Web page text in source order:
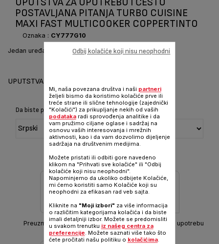
POSTAVLJANA PITANJA TURBO CUISINE
MAXI FAST MULTICOOKER COPPERTINTO
Oznaka : CY777G10
Jedan uređaj, hiljade ukusnih recepata!
UPUTSTVA I PRIRUČNIK
Da biste prikazali Uputstvo i priručnik, odaberite jezik:
Preuzmite bezbednosna
uputstva
Preuzmi uputstvo za upotrebu
Mi, naša povezana društva i naši partneri
željeli bismo da koristimo kolačiće prve ili
treće strane ili slične tehnologije (zajednički
"Kolačići") za prikupljanje nekih od vaših
podatakaradi sprovođenja analitike i da
vam pružimo ciljane oglase i sadržaj na
osnovu vaših interesovanja i mrežnih
aktivnosti, kao i da vam dozvolimo dijeljenje
sadržaja na društvenim medijima.
Možete pristati ili odbiti gore navedeno
klikom na "Prihvati sve kolačiće" ili "Odbij
kolačiće koji nisu neophodni".
Napominjemo da ukoliko odbijete Kolačiće,
mi ćemo koristiti samo Kolačiće koji su
neophodni za efikasan rad veb sajta.
Kliknite na "Moji izbori" za više informacija
o različitim kategorijama kolačića i da biste
imali detaljniji izbor. Možete se predomisliti
u svakom trenutku iz našeg centra za
preferencije. Možete saznati više tako što
ćete pročitati našu politiku o kolačićima.
Odbij kolačiće koji nisu neophodni